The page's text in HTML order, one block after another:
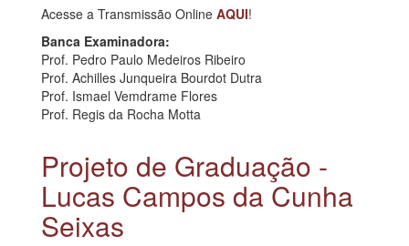
Acesse a Transmissão Online AQUI!
Banca Examinadora:
Prof. Pedro Paulo Medeiros Ribeiro
Prof. Achilles Junqueira Bourdot Dutra
Prof. Ismael Vemdrame Flores
Prof. Regis da Rocha Motta
Projeto de Graduação -
Lucas Campos da Cunha
Seixas